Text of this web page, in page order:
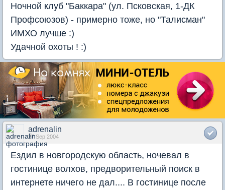
Ночной клуб "Баккара" (ул. Псковская, 1-ДК
Профсоюзов) - примерно тоже, но "Талисман"
ИМХО лучше :)
Удачной охоты ! :)
adrenalin
27 Sep 2004
Ездил в новгородскую область, ночевал в
гостинице волхов, предворительный поиск в
интернете ничего не дал.... В гостинице после